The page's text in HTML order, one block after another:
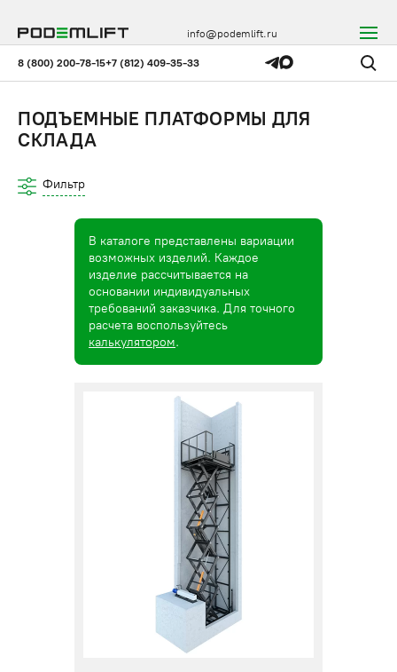
8 (800) 200-78-15+7 (812) 409-35-33
info@podemlift.ru
ПОДЪЕМНЫЕ ПЛАТФОРМЫ ДЛЯ
СКЛАДА
Фильтр
В каталоге представлены вариации
возможных изделий. Каждое
изделие рассчитывается на
основании индивидуальных
требований заказчика. Для точного
расчета воспользуйтесь
калькулятором.